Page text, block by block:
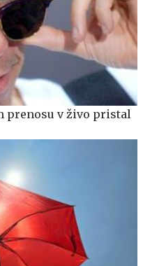
prenosu v živo pristal